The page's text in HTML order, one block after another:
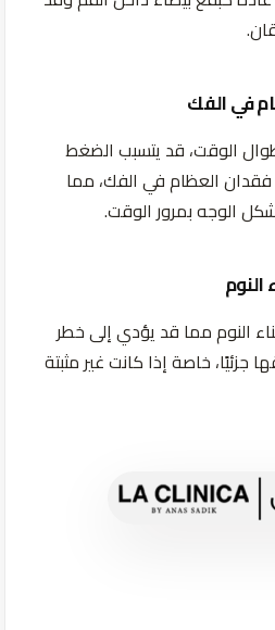
طوال الوقت، قد يتسبب الضغط
العظام في الفك، مما
الوجه بمرور الوقت.
النوم مما قد يؤدي إلى خطر
جزئيًا، خاصة إذا كانت غير مثبتة